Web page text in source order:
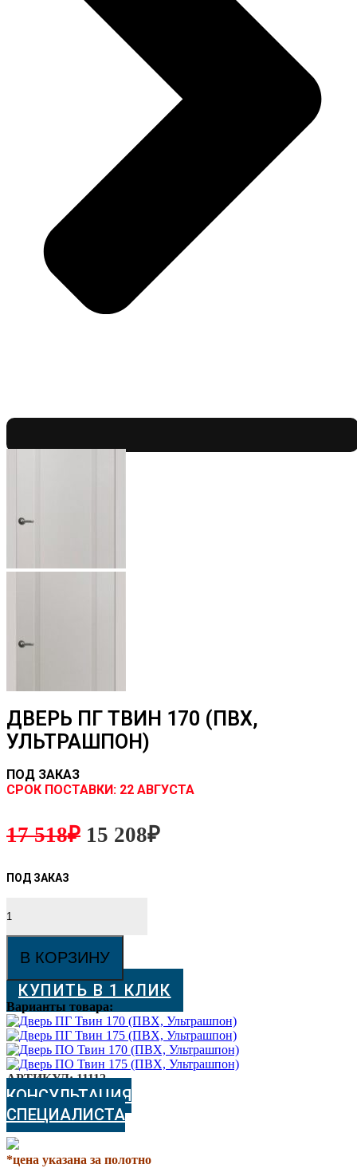
ДВЕРЬ ПГ ТВИН 170 (ПВХ,
УЛЬТРАШПОН)
ПОД ЗАКАЗ
CРОК ПОСТАВКИ: 22 АВГУСТА
17 518₽ 15 208₽
товара
Дверь
Твин
(ПВХ,
Ультрашпон)
В КОРЗИНУ
КУПИТЬ В 1 КЛИК
Варианты товара:
АРТИКУЛ:11112
КОНСУЛЬТАЦИЯ
СПЕЦИАЛИСТА
*цена указана за полотно